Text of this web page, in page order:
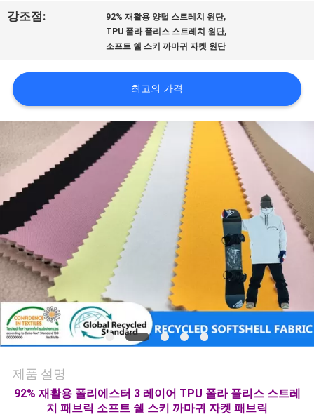
질
리
연
주
세
요
뉴
스
우
강조점: 92% 재활용 양털 스트레치 원단,
TPU 폴라 플리스 스트레치 원단,
소프트 쉘 스키 까마귀 자켓 원단
최고의 가격
제품 설명
92% 재활용 폴리에스터 3 레이어 TPU 폴라 플리스 스트레
치 패브릭 소프트 쉘 스키 까마귀 자켓 패브릭